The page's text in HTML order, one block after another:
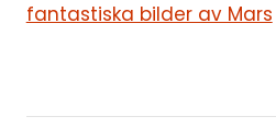
fantastiska bilder av Mars